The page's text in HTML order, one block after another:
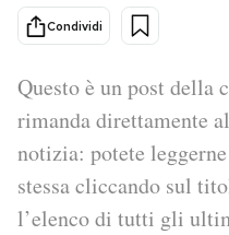
Tecnologia
Internet
Scienza
Cultura
Condividi
Questo è un post della
rimanda direttamente
notizia: potete
stessa cliccando sul
l’elenco di tutti gli